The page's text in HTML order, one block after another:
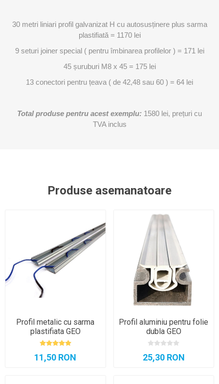
30 metri liniari profil galvanizat H cu autosusținere plus sarma
plastifiată = 1170 lei
9 seturi joiner special ( pentru îmbinarea profilelor ) = 171 lei
45 șuruburi M8 x 45 = 175 lei
13 conectori pentru țeava ( de 42,48 sau 60 ) = 64 lei
Total produse pentru acest exemplu: 1580 lei, prețuri cu
TVA inclus
Produse asemanatoare
Profil metalic cu sarma
plastifiata GEO
11,50 RON
Profil aluminiu pentru folie
dubla GEO
25,30 RON